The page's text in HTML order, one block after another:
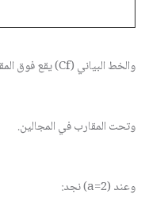
والخط البياني (Cf) يقع فوق
وتحت المقارب في المجالين.
وعند (a=2) نجد: